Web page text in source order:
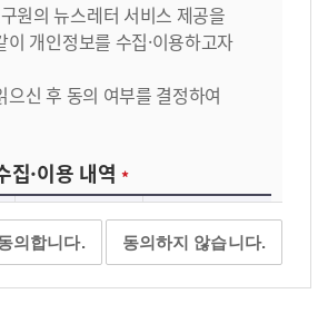
원의 뉴스레터 서비스 제공을
이 개인정보를 수집·이용하고자
으신 후 동의 여부를 결정하여
집·이용 내역
수집·이용
목적
보유기간
의합니다. 동의하지 않습니다.